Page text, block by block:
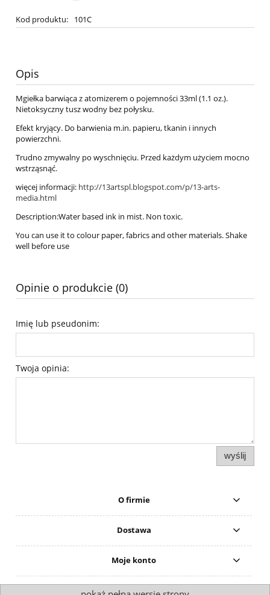
Kod produktu: 101C
Opis
Mgiełka barwiąca z atomizerem o pojemności 33ml (1.1 oz.).
Nietoksyczny tusz wodny bez połysku.
Efekt kryjący. Do barwienia m.in. papieru, tkanin i innych
powierzchni.
Trudno zmywalny po wyschnięciu. Przed każdym użyciem mocno
wstrząsnąć.
więcej informacji: http://13artspl.blogspot.com/p/13-arts-
media.html
Description:Water based ink in mist. Non toxic.
You can use it to colour paper, fabrics and other materials. Shake
well before use
Opinie o produkcie (0)
Imię lub pseudonim:
Twoja opinia:
wyślij
O firmie
Dostawa
Moje konto